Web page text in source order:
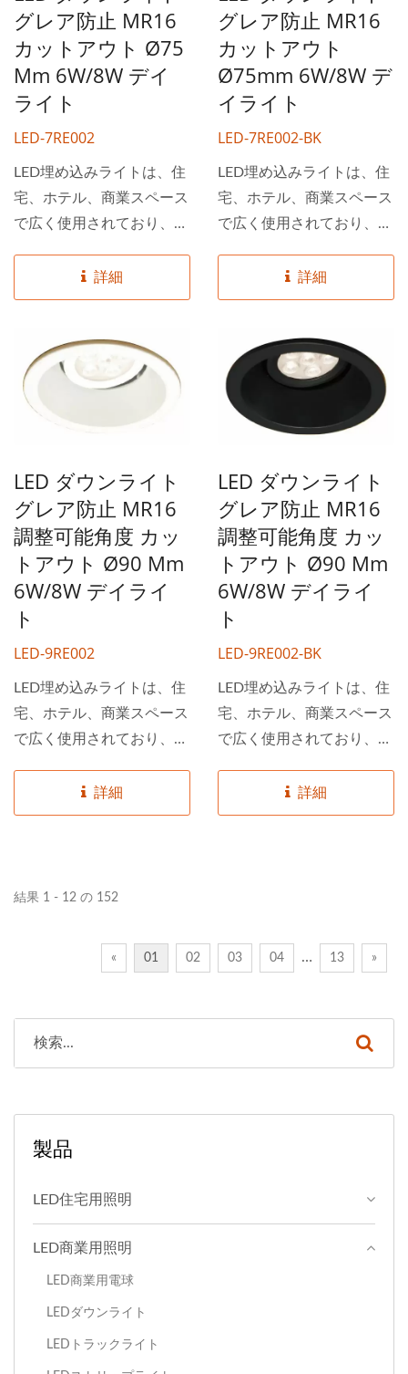
お客様が必要なすべてを一
箇所で見つけることができ
ます。定期的に5,000種類
の照明器具を在庫してお
り、低MOQと迅速な配送
が可能です。
お客様が必要なすべてを一
箇所で見つけることができ
ます。定期的に5,000種類
の照明器具を在庫してお
り、低MOQと迅速な配送
が可能です。
グレア防止 MR16
カットアウト Ø75
Mm 6W/8W デイ
ライト
LED-7RE002
LED埋め込みライトは、住
宅、ホテル、商業スペース
で広く使用されており、特
に適しています。反射防止
設計により、これらのライ
な空間を提供し、目の疲れ
を軽減し、視認性を向上さ
せます。 DANCELiGHTは
台湾のトップライティング
高品質な照明製品を提供し
ており、お客様が必要なす
べてを一箇所で見つけるこ
とができます。定期的に
5,000種類の照明器具を在
速な配送が可能です。
詳細
グレア防止 MR16
カットアウト
Ø75mm 6W/8W デ
イライト
LED-7RE002-BK
LED埋め込みライトは、住
宅、ホテル、商業スペース
で広く使用されており、特
に適しています。反射防止
設計により、これらのライ
な空間を提供し、目の疲れ
を軽減し、視認性を向上さ
せます。 DANCELiGHTは
台湾のトップライティング
高品質な照明製品を提供し
ており、お客様が必要なす
べてを一箇所で見つけるこ
とができます。定期的に
5,000種類の照明器具を在
速な配送が可能です。
詳細
LED ダウンライト
グレア防止 MR16
調整可能角度 カッ
トアウト Ø90 Mm
6W/8W デイライ
ト
LED-9RE002
LED埋め込みライトは、住
宅、ホテル、商業スペース
で広く使用されており、特
に適しています。反射防止
設計により、これらのライ
を軽減し、視認性を向上さ
台湾のトップライティング
ブランドです。数千種類の
ており、お客様が必要なす
べてを一箇所で見つけるこ
とができます。定期的に
速な配送が可能です。
詳細
LED ダウンライト
グレア防止 MR16
調整可能角度 カッ
トアウト Ø90 Mm
6W/8W デイライ
ト
LED-9RE002-BK
LED埋め込みライトは、住
宅、ホテル、商業スペース
で広く使用されており、特
に適しています。反射防止
設計により、これらのライ
台湾のトップライティング
ブランドです。数千種類の
ており、お客様が必要なす
べてを一箇所で見つけるこ
とができます。定期的に
詳細
結果 1 - 12 の 152
« 01 02 03 04 … 13 »
製品
LED住宅用照明
LED商業用照明
LED商業用電球
LEDダウンライト
LEDトラックライト